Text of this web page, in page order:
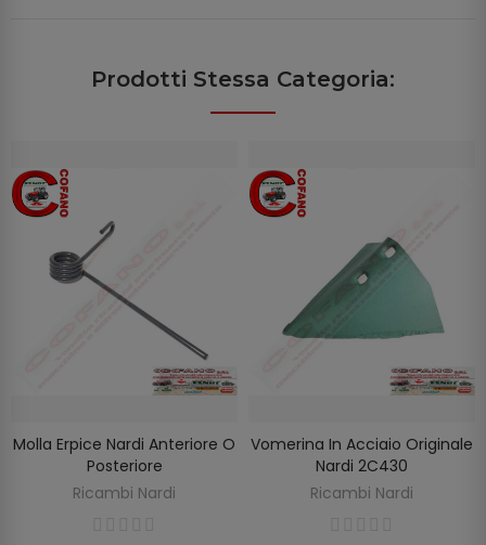
Prodotti Stessa Categoria:
SELEZIONA OPZIONI
Molla Erpice Nardi Anteriore O
Posteriore
Ricambi Nardi
AGGIUNGI AL CARRELLO
Vomerina In Acciaio Originale
Nardi 2C430
Ricambi Nardi